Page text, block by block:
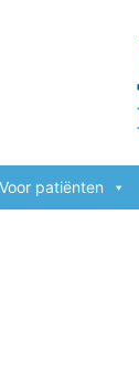
Voor patiënten